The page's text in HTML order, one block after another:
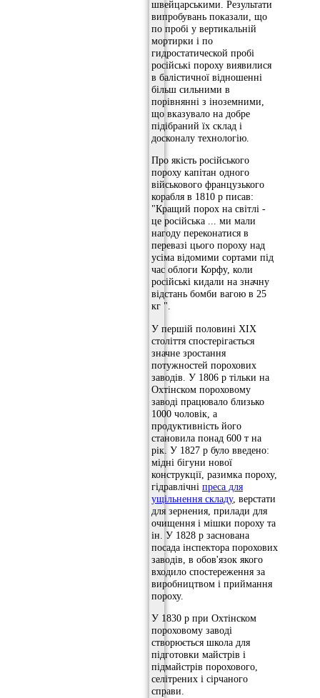
швейцарськими. Результати
випробувань показали, що
по пробі у вертикальній
мортирки і по
гидростатической пробі
російські пороху виявилися
в балістичної відношенні
більш сильними в
порівнянні з іноземними,
що вказувало на добре
підібраний їх склад і
досконалу технологію.
Про якість російського
пороху капітан одного
військового французького
корабля в 1810 р писав:
"Кращий порох на світлі -
це російська ... ми мали
нагоду переконатися в
перевазі цього пороху над
усіма відомими сортами під
час облоги Корфу, коли
російські кидали на значну
відстань бомби вагою в 25
кг ".
У першій половині XIX
століття спостерігається
значне зростання
потужностей порохових
заводів. У 1806 р тільки на
Охтінском пороховому
заводі працювало близько
1000 чоловік, а
продуктивність його
становила понад 600 т на
рік. У 1827 р було введено:
мідні бігуни нової
конструкції, разимка пороху,
гідравлічні преса для
ущільнення складу, верстати
для зернения, прилади для
очищення і мішки пороху та
ін. У 1828 р заснована
посада інспектора порохових
заводів, в обов'язок якого
входило спостереження за
виробництвом і приймання
пороху.
У 1830 р при Охтінском
пороховому заводі
створюється школа для
підготовки майстрів і
підмайстрів порохового,
селітрених і сірчаного
справи.